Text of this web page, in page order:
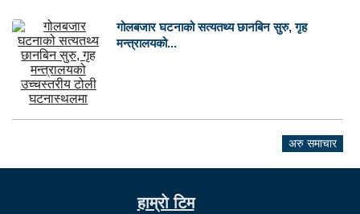
गोलबजार घटनाको सत्यतथ्य छानबिन सुरु, गृह
मन्त्रालयको...
अरु समाचार
हाम्राे टिम